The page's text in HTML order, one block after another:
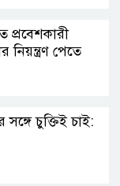
প্রবেশকারী
নিয়ন্ত্রণ পেতে
চুক্তিই চাই: